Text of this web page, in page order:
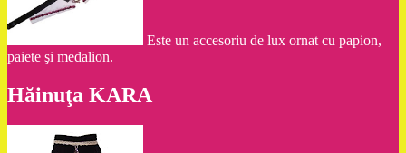
Este un accesoriu de lux ornat cu papion,
paiete şi medalion.
Hăinuţa KARA